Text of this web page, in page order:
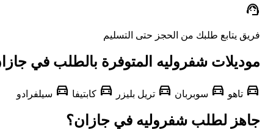
support_agent
فريق يتابع طلبك من الحجز حتى التسليم
موديلات شفروليه المتوفرة بالطلب في
directions_car تاهو directions_car سوبربان directions_car تريل بليزر directions_car كابتيفا directions_car سيلفرادو
جاهز لطلب شفروليه في جازان؟